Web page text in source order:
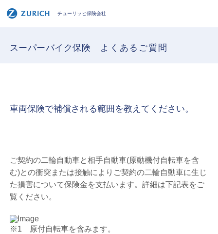
チューリッヒ保険会社
スーパーバイク保険 よくあるご質問
車両保険で補償される範囲を教えてください。
ご契約の二輪自動車と相手自動車(原動機付自転車を含
む)との衝突または接触によりご契約の二輪自動車に生じ
た損害について保険金を支払います。詳細は下記表をご
覧ください。
※1 原付自転車を含みます。